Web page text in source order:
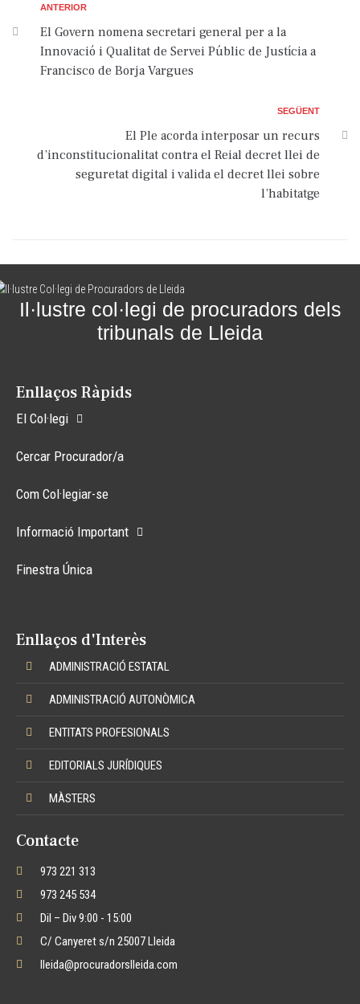
ANTERIOR
El Govern nomena secretari general per a la
Innovació i Qualitat de Servei Públic de Justícia a
Francisco de Borja Vargues
SEGÜENT
El Ple acorda interposar un recurs
d’inconstitucionalitat contra el Reial decret llei de
seguretat digital i valida el decret llei sobre
l’habitatge
Il·lustre col·legi de procuradors dels
tribunals de Lleida
Enllaços Ràpids
El Col·legi
Cercar Procurador/a
Com Col·legiar-se
Informació Important
Finestra Única
Enllaços d'Interès
ADMINISTRACIÓ ESTATAL
ADMINISTRACIÓ AUTONÒMICA
ENTITATS PROFESIONALS
EDITORIALS JURÍDIQUES
MÀSTERS
Contacte
973 221 313
973 245 534
Dil – Div 9:00 - 15:00
C/ Canyeret s/n 25007 Lleida
lleida@procuradorslleida.com